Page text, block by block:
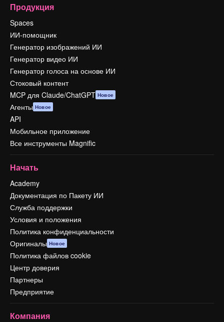
Продукция
Spaces
ИИ-помощник
Генератор изображений ИИ
Генератор видео ИИ
Генератор голоса на основе ИИ
Стоковый контент
MCP для Claude/ChatGPT Новое
Агенты Новое
API
Мобильное приложение
Все инструменты Magnific
Начать
Academy
Документация по Пакету ИИ
Служба поддержки
Условия и положения
Политика конфиденциальности
Оригиналы Новое
Политика файлов cookie
Центр доверия
Партнеры
Предприятие
Компания